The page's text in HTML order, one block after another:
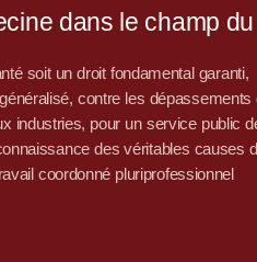
dans le champ
soit un droit fondamental garanti,
contre les dépassements
industries, pour un service public
des véritables causes
coordonné pluriprofessionnel